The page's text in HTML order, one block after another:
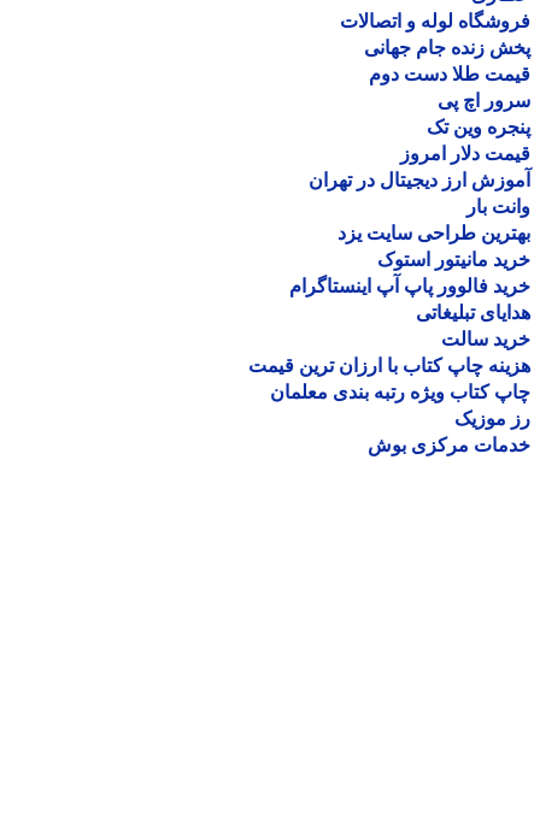
لوله و اتصالات
زنده جام جهانی
طلا دست دوم
اچ پی
وین تک
دلار امروز
ارز دیجیتال در تهران
بار
طراحی سایت یزد
مانیتور استوک
فالوور پاپ آپ اینستاگرام
تبلیغاتی
سالت
چاپ کتاب با ارزان ترین قیمت
کتاب ویژه رتبه بندی معلمان
موزیک
مرکزی بوش